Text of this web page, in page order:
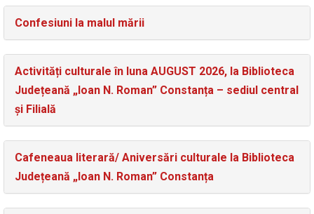
Confesiuni la malul mării
Activități culturale în luna AUGUST 2026, la Biblioteca
Județeană „Ioan N. Roman” Constanța – sediul central
și Filială
Cafeneaua literară/ Aniversări culturale la Biblioteca
Județeană „Ioan N. Roman” Constanța